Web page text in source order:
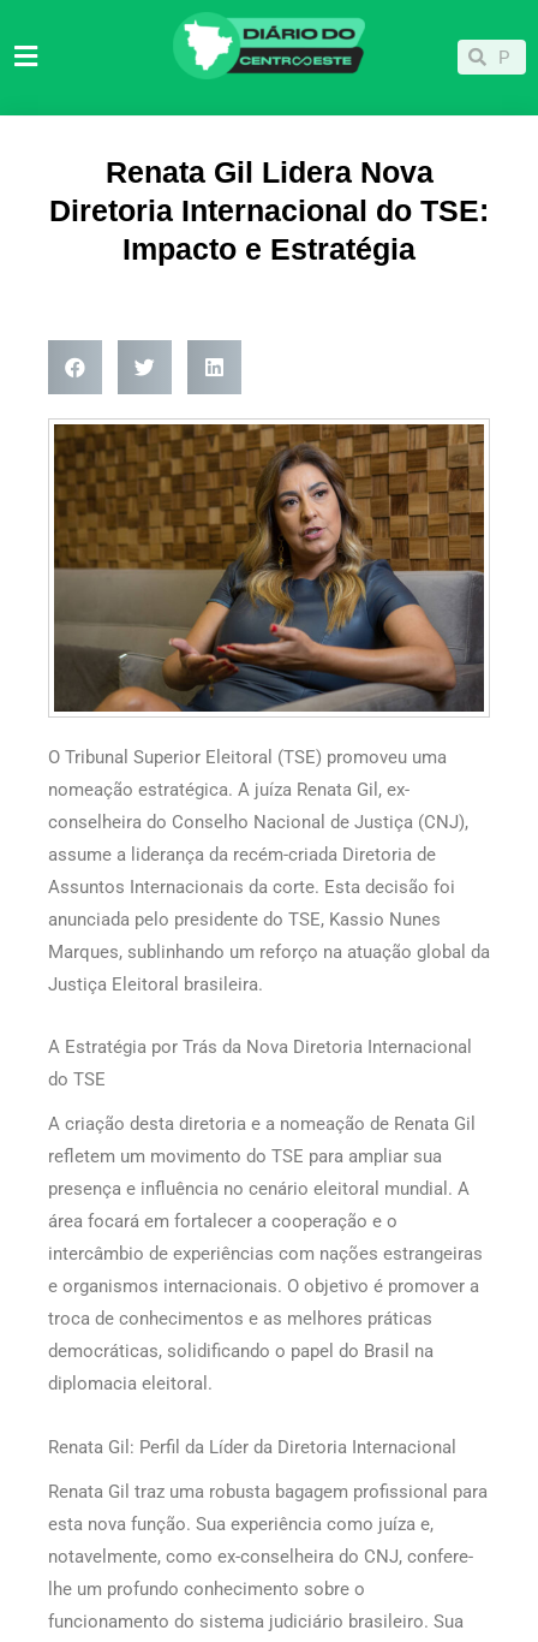
para
Pesquisar
Renata Gil Lidera Nova
Diretoria Internacional do TSE:
Impacto e Estratégia
O Tribunal Superior Eleitoral (TSE) promoveu uma
nomeação estratégica. A juíza Renata Gil, ex-
conselheira do Conselho Nacional de Justiça (CNJ),
assume a liderança da recém-criada Diretoria de
Assuntos Internacionais da corte. Esta decisão foi
anunciada pelo presidente do TSE, Kassio Nunes
Marques, sublinhando um reforço na atuação global da
Justiça Eleitoral brasileira.
A Estratégia por Trás da Nova Diretoria Internacional
do TSE
A criação desta diretoria e a nomeação de Renata Gil
refletem um movimento do TSE para ampliar sua
presença e influência no cenário eleitoral mundial. A
área focará em fortalecer a cooperação e o
intercâmbio de experiências com nações estrangeiras
e organismos internacionais. O objetivo é promover a
troca de conhecimentos e as melhores práticas
democráticas, solidificando o papel do Brasil na
diplomacia eleitoral.
Renata Gil: Perfil da Líder da Diretoria Internacional
Renata Gil traz uma robusta bagagem profissional para
esta nova função. Sua experiência como juíza e,
notavelmente, como ex-conselheira do CNJ, confere-
lhe um profundo conhecimento sobre o
funcionamento do sistema judiciário brasileiro. Sua